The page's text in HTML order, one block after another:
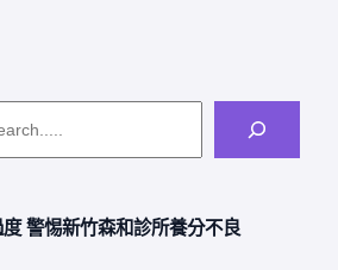
度 警惕新竹森和診所養分不良